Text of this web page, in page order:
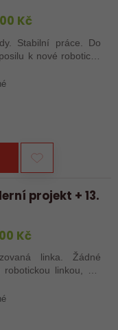
Kč
Stabilní práce. Do
k nové robotické
projekt + 13.
Kč
linka. Žádné